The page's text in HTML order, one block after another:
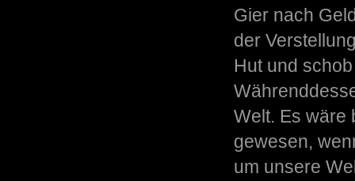
Gier nach
der
Hut und
Welt. Es wäre
gewesen,
um unsere